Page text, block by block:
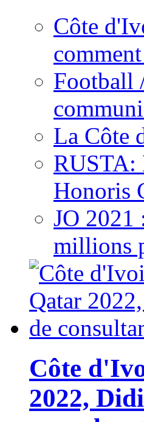
Côte
Football
La Côte
RUSTA:
Honoris
JO 2021
millions
Côte
2022,